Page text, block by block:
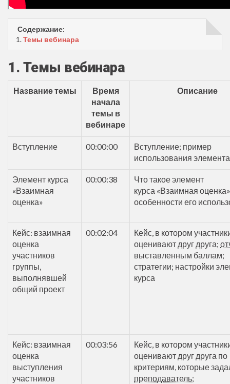
Содержание:
1.Темы вебинара
1. Темы вебинара
Название темы
Время
начала
темы в
вебинаре
Описание
Вступление 00:00:00
Вступление; пример
использования
Элемент курса
«Взаимная
оценка»
00:00:38
Что такое элемент
курса «Взаимная
особенности его
Кейс: взаимная
оценка
участников
группы,
выполнявшей
общий проект
00:02:04
Кейс, в котором
оценивают друг друга;
выставленным баллам;
стратегии; настройки
курса
Кейс: взаимная
оценка
выступления
участников
00:03:56
Кейс, в котором
оценивают друг друга по
критериям, которые
преподаватель;